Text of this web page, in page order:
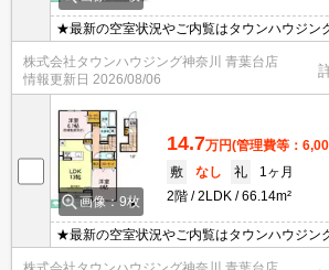
★最新の空室状況やご内覧はタウンハウジン
株式会社タウンハウジング神奈川 青葉台店
情報更新日 2026/08/06
画像：9枚
14.7万円(管理費等：
敷
なし 礼
1ヶ月
2階
2LDK 66.14m²
★最新の空室状況やご内覧はタウンハウジン